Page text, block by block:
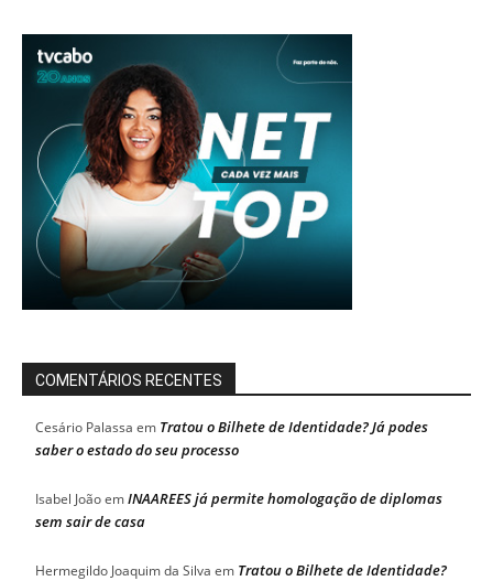
COMENTÁRIOS RECENTES
Cesário Palassa em Tratou o Bilhete de Identidade? Já podes
saber o estado do seu processo
Isabel JoãoemINAAREES já permite homologação de diplomas
sem sair de casa
Hermegildo Joaquim da Silva em Tratou o Bilhete de Identidade?